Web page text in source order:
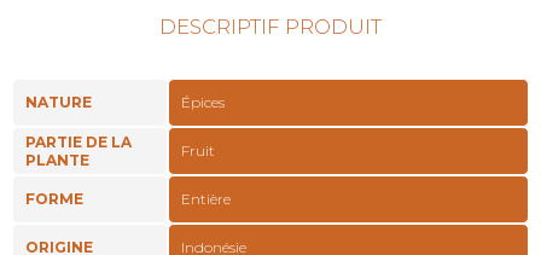
DESCRIPTIF PRODUIT
NATURE Épices
PARTIE DE LA
PLANTE
Fruit
FORME Entière
ORIGINE Indonésie